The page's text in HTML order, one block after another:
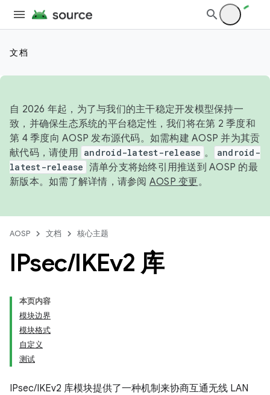
文档
自 2026 年起，为了与我们的主干稳定开发模型保持一
致，并确保生态系统的平台稳定性，我们将在第 2 季度和
第 4 季度向 AOSP 发布源代码。如需构建 AOSP 并为其贡
献代码，请使用 android-latest-release 。
android-
latest-release 清单分支将始终引用推送到 AOSP 的最
新版本。如需了解详情，请参阅 AOSP 变更。
AOSP 文档 核心主题
IPsec/IKEv2 库
本页内容
模块边界
模块格式
自定义
测试
IPsec/IKEv2 库模块提供了一种机制来协商互通无线 LAN